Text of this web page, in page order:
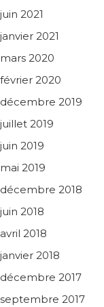
juin 2021
janvier 2021
mars 2020
février 2020
décembre 2019
juillet 2019
juin 2019
mai 2019
décembre 2018
juin 2018
avril 2018
janvier 2018
décembre 2017
septembre 2017